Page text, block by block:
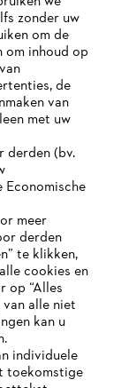
Om
we aan dat
zonder uw
om de
inhoud op
de
van
met uw
derden (bv.
Economische
meer
derden
te klikken,
cookies en
op “Alles
alle niet
kan u
individuele
toekomstige